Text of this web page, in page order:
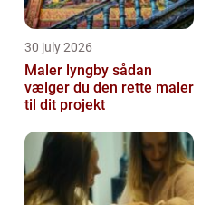
30 july 2026
Maler lyngby sådan
vælger du den rette maler
til dit projekt